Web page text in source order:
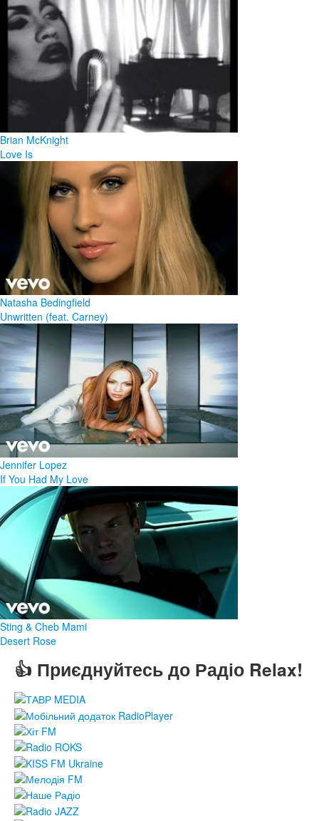
Brian McKnight
Love Is
Natasha Bedingfield
Unwritten (feat. Carney)
Jennifer Lopez
If You Had My Love
Sting & Cheb Mami
Desert Rose
👍 Приєднуйтесь до Радіо Relax!